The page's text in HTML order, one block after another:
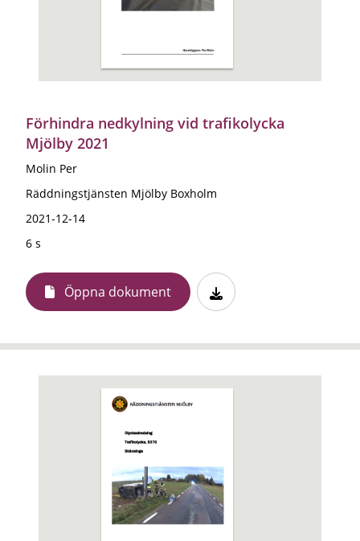
Förhindra nedkylning vid trafikolycka
Mjölby 2021
Molin Per
Räddningstjänsten Mjölby Boxholm
2021-12-14
6 s
Öppna dokument